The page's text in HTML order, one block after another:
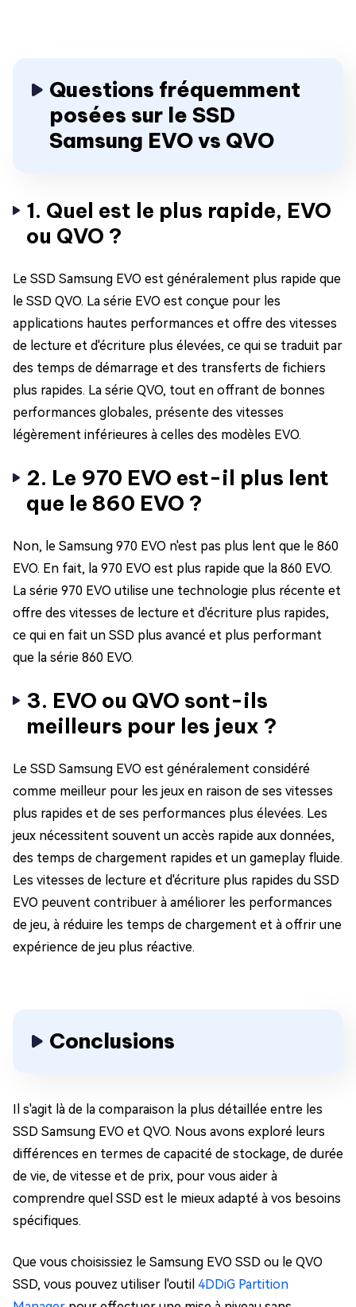
Questions fréquemment
posées sur le SSD
Samsung EVO vs QVO
1. Quel est le plus rapide, EVO
ou QVO ?
Le SSD Samsung EVO est généralement plus rapide que
le SSD QVO. La série EVO est conçue pour les
applications hautes performances et offre des vitesses
de lecture et d'écriture plus élevées, ce qui se traduit par
des temps de démarrage et des transferts de fichiers
plus rapides. La série QVO, tout en offrant de bonnes
performances globales, présente des vitesses
légèrement inférieures à celles des modèles EVO.
2. Le 970 EVO est-il plus lent
que le 860 EVO ?
Non, le Samsung 970 EVO n'est pas plus lent que le 860
EVO. En fait, la 970 EVO est plus rapide que la 860 EVO.
La série 970 EVO utilise une technologie plus récente et
offre des vitesses de lecture et d'écriture plus rapides,
ce qui en fait un SSD plus avancé et plus performant
que la série 860 EVO.
3. EVO ou QVO sont-ils
meilleurs pour les jeux ?
Le SSD Samsung EVO est généralement considéré
comme meilleur pour les jeux en raison de ses vitesses
plus rapides et de ses performances plus élevées. Les
jeux nécessitent souvent un accès rapide aux données,
des temps de chargement rapides et un gameplay fluide.
Les vitesses de lecture et d'écriture plus rapides du SSD
EVO peuvent contribuer à améliorer les performances
de jeu, à réduire les temps de chargement et à offrir une
expérience de jeu plus réactive.
Conclusions
Il s'agit là de la comparaison la plus détaillée entre les
SSD Samsung EVO et QVO. Nous avons exploré leurs
différences en termes de capacité de stockage, de durée
de vie, de vitesse et de prix, pour vous aider à
comprendre quel SSD est le mieux adapté à vos besoins
spécifiques.
Que vous choisissiez le Samsung EVO SSD ou le QVO
SSD, vous pouvez utiliser l'outil 4DDiG Partition